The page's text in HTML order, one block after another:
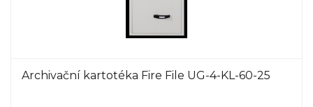
Archivační kartotéka Fire File UG-4-KL-60-25